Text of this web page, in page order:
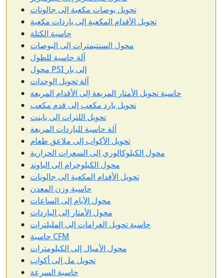
تحويل بوصات مكعبة إلى جالونات
تحويل الأقدام المكعبة إلى ياردات مكعبة
حاسبة الكتلة
محول السنتيمترات إلى البوصات
آلة حاسبة للطول
محول PSI إلى بار
آلة تحويل الوحدات
حاسبة تحويل الأمتار المربعة إلى الأقدام المربعة
تحويل يارد مكعب إلى قدم مكعب
تحويل اللترات إلى باينت
آلة حاسبة للياردات المربعة
تحويل الأكواب إلى ملاعق طعام
محول الكيلوكالوري إلى السعرات الحرارية
محول الكيلوجرام إلى الباوند
تحويل الأقدام المكعبة إلى جالونات
حاسبة وزن المعدن
محول الأيام إلى الساعات
محول الأمتار إلى الياردات
حاسبة تحويل الغرامات إلى المليلترات
حاسبة CFM
محول الأميال إلى الكيلومترات
تحويل مل إلى أكواب
حاسبة السرعة